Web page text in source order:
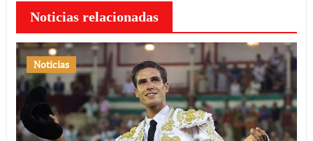
Noticias relacionadas
Noticias